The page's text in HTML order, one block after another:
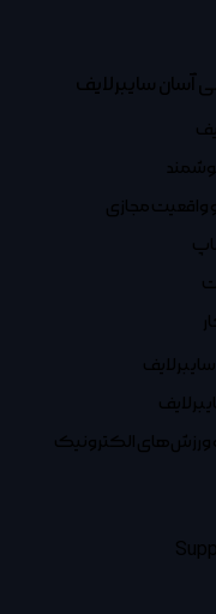
آسان سایبرلایف
واقعیت مجازی
سایبرلایف
ورزش‌های الکترونیک